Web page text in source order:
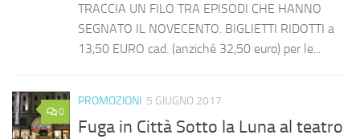
TRACCIA UN FILO TRA EPISODI CHE HANNO
SEGNATO IL NOVECENTO. BIGLIETTI RIDOTTI a
13,50 EURO cad. (anziché 32,50 euro) per le...
0
PROMOZIONI 5 GIUGNO 2017
Fuga in Città Sotto la Luna al teatro